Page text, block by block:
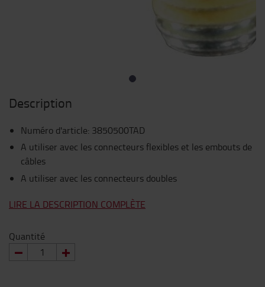
Description
Numéro d'article: 3850500TAD
A utiliser avec les connecteurs flexibles et les embouts de
câbles
A utiliser avec les connecteurs doubles
LIRE LA DESCRIPTION COMPLÈTE
Quantité